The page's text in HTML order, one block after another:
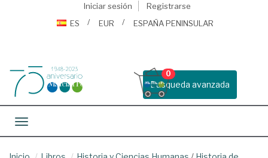
Iniciar sesión
Registrarse
ES
EUR ESPAÑA PENINSULAR
Busqueda avanzada
0
Toggle navigation